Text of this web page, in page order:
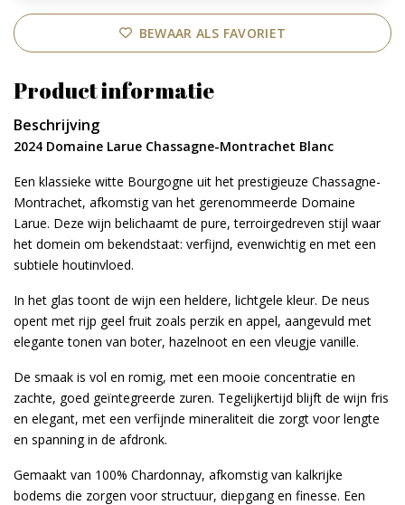
BEWAAR ALS FAVORIET
Product informatie
Beschrijving
2024 Domaine Larue Chassagne-Montrachet Blanc
Een klassieke witte Bourgogne uit het prestigieuze Chassagne-
Montrachet, afkomstig van het gerenommeerde Domaine
Larue. Deze wijn belichaamt de pure, terroirgedreven stijl waar
het domein om bekendstaat: verfijnd, evenwichtig en met een
subtiele houtinvloed.
In het glas toont de wijn een heldere, lichtgele kleur. De neus
opent met rijp geel fruit zoals perzik en appel, aangevuld met
elegante tonen van boter, hazelnoot en een vleugje vanille.
De smaak is vol en romig, met een mooie concentratie en
zachte, goed geïntegreerde zuren. Tegelijkertijd blijft de wijn fris
en elegant, met een verfijnde mineraliteit die zorgt voor lengte
en spanning in de afdronk.
Gemaakt van 100% Chardonnay, afkomstig van kalkrijke
bodems die zorgen voor structuur, diepgang en finesse. Een